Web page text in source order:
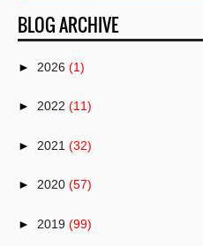
BLOG ARCHIVE
► 2026 (1)
► 2022 (11)
► 2021 (32)
► 2020 (57)
► 2019 (99)